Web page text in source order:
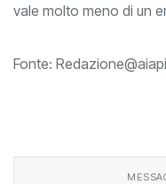
vale molto meno di un
Fonte: